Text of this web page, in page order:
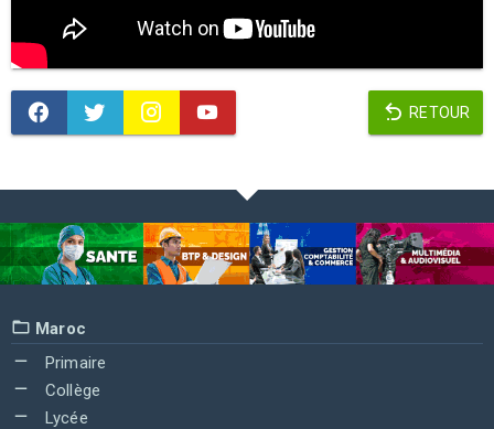
RETOUR
Maroc
Primaire
Collège
Lycée